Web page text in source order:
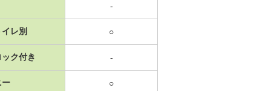
-
レ別 ○
ク付き -
ー ○